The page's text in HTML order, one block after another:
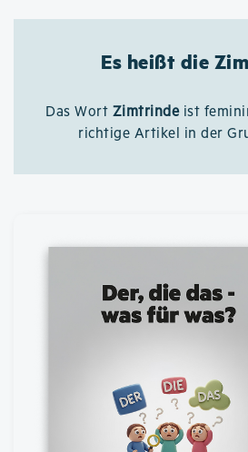
Es heißt die
Das Wort Zimtrindeist
richtige Artikel in der